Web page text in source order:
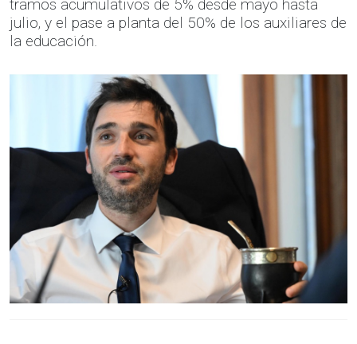
tramos acumulativos de 5% desde mayo hasta
julio, y el pase a planta del 50% de los auxiliares de
la educación.